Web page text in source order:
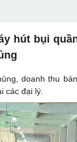
hút bụi
doanh thu
các đại lý.